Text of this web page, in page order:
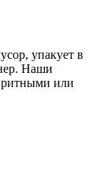
упакует в
Наши
или